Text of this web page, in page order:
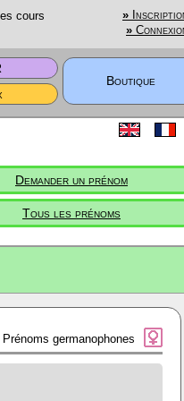
cours
»
»
Boutique
Demander un prénom
Tous les prénoms
Prénoms germanophones